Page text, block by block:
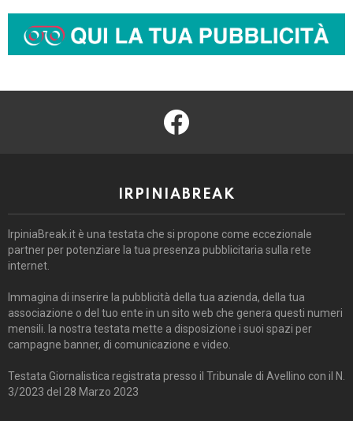
facebook
IRPINIABREAK
IrpiniaBreak.it è una testata che si propone come eccezionale
partner per potenziare la tua presenza pubblicitaria sulla rete
internet.
Immagina di inserire la pubblicità della tua azienda, della tua
associazione o del tuo ente in un sito web che genera questi numeri
mensili. la nostra testata mette a disposizione i suoi spazi per
campagne banner, di comunicazione e video.
Testata Giornalistica registrata presso il Tribunale di Avellino con il N.
3/2023 del 28 Marzo 2023